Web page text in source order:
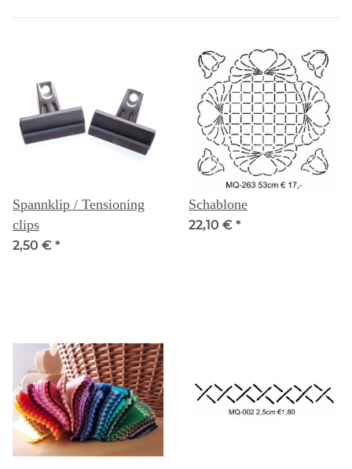
Spannklip / Tensioning
clips
2,50 € *
Schablone
22,10 € *